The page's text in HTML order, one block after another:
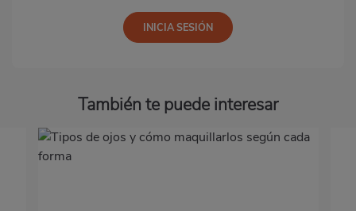
También te puede interesar